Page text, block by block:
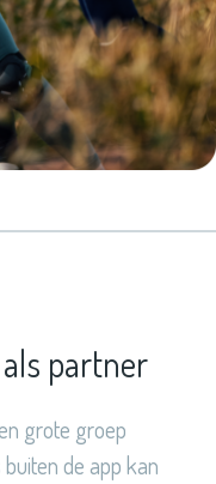
partner
grote groep
de app kan